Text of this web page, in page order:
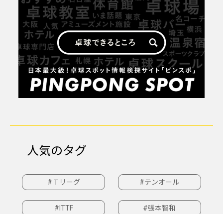
人気のタグ
#Ｔリーグ #テンオール
#ITTF #張本智和